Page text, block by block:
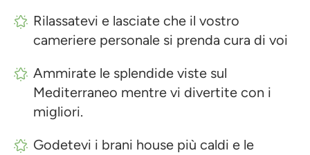
Rilassatevi e lasciate che il vostro
cameriere personale si prenda cura di voi
Ammirate le splendide viste sul
Mediterraneo mentre vi divertite con i
migliori.
Godetevi i brani house più caldi e le